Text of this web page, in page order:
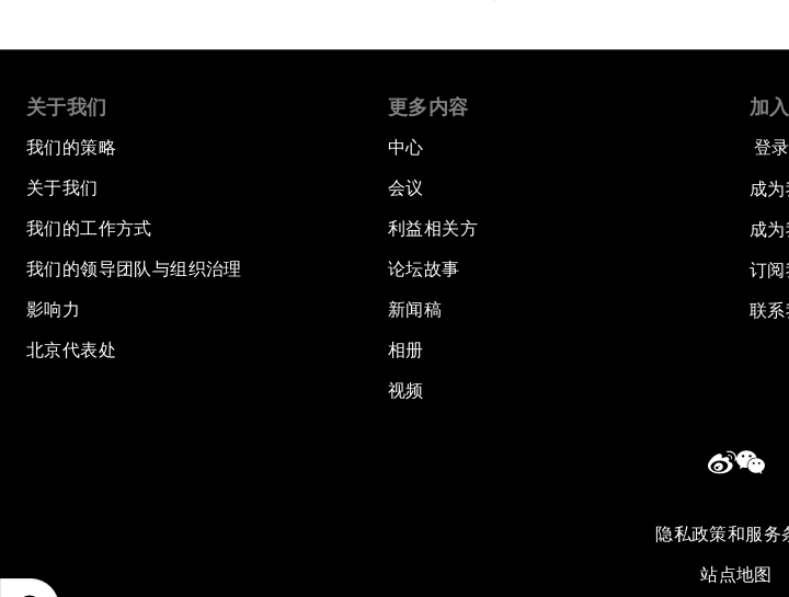
关于我们
我们的策略
关于我们
我们的工作方式
我们的领导团队与组织治理
影响力
北京代表处
更多内容
中心
会议
利益相关方
论坛故事
新闻稿
相册
视频
加
登录
成
成
订
联系
隐私政策和服务
站点地图